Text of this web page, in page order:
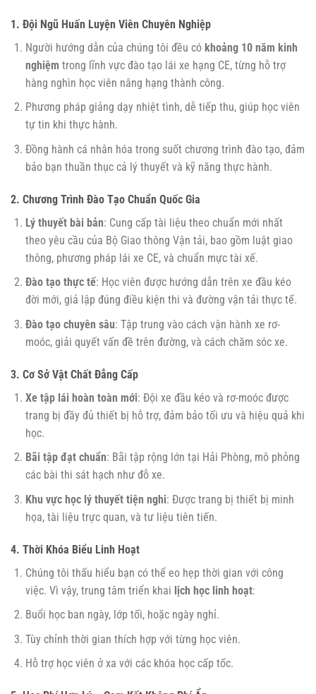
1. Đội Ngũ Huấn Luyện Viên Chuyên Nghiệp
Người hướng dẫn của chúng tôi đều có khoảng 10 năm kinh
nghiệm trong lĩnh vực đào tạo lái xe hạng CE, từng hỗ trợ
hàng nghìn học viên nâng hạng thành công.
Phương pháp giảng dạy nhiệt tình, dễ tiếp thu, giúp học viên
tự tin khi thực hành.
Đồng hành cá nhân hóa trong suốt chương trình đào tạo, đảm
bảo bạn thuần thục cả lý thuyết và kỹ năng thực hành.
2. Chương Trình Đào Tạo Chuẩn Quốc Gia
Lý thuyết bài bản: Cung cấp tài liệu theo chuẩn mới nhất
theo yêu cầu của Bộ Giao thông Vận tải, bao gồm luật giao
thông, phương pháp lái xe CE, và chuẩn mực tài xế.
Đào tạo thực tế: Học viên được hướng dẫn trên xe đầu kéo
đời mới, giả lập đúng điều kiện thi và đường vận tải thực tế.
Đào tạo chuyên sâu: Tập trung vào cách vận hành xe rơ-
moóc, giải quyết vấn đề trên đường, và cách chăm sóc xe.
3. Cơ Sở Vật Chất Đẳng Cấp
Xe tập lái hoàn toàn mới: Đội xe đầu kéo và rơ-moóc được
trang bị đầy đủ thiết bị hỗ trợ, đảm bảo tối ưu và hiệu quả khi
học.
Bãi tập đạt chuẩn: Bãi tập rộng lớn tại Hải Phòng, mô phỏng
các bài thi sát hạch như đỗ xe.
Khu vực học lý thuyết tiện nghi: Được trang bị thiết bị minh
họa, tài liệu trực quan, và tư liệu tiên tiến.
4. Thời Khóa Biểu Linh Hoạt
Chúng tôi thấu hiểu bạn có thể eo hẹp thời gian với công
việc. Vì vậy, trung tâm triển khai lịch học linh hoạt:
Buổi học ban ngày, lớp tối, hoặc ngày nghỉ.
Tùy chỉnh thời gian thích hợp với từng học viên.
Hỗ trợ học viên ở xa với các khóa học cấp tốc.